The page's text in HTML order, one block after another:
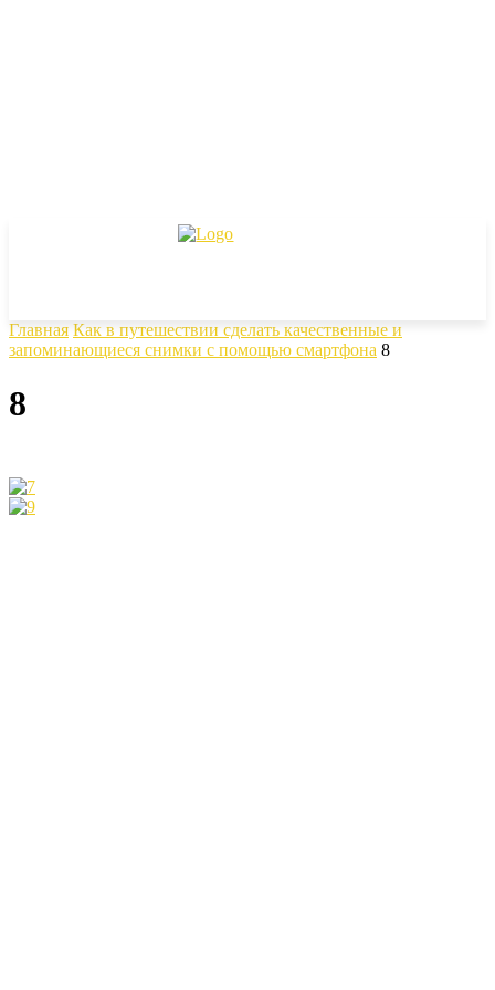
Главная Как в путешествии сделать качественные и
запоминающиеся снимки с помощью смартфона 8
8